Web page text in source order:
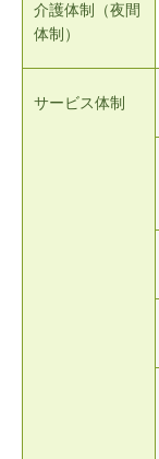
介護体制（夜間
体制）
サービス体制